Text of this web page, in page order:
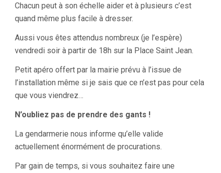
Chacun peut à son échelle aider et à plusieurs c’est
quand même plus facile à dresser.
Aussi vous êtes attendus nombreux (je l’espère)
vendredi soir à partir de 18h sur la Place Saint Jean.
Petit apéro offert par la mairie prévu à l’issue de
l’installation même si je sais que ce n’est pas pour cela
que vous viendrez…
N’oubliez pas de prendre des gants !
La gendarmerie nous informe qu’elle valide
actuellement énormément de procurations.
Par gain de temps, si vous souhaitez faire une